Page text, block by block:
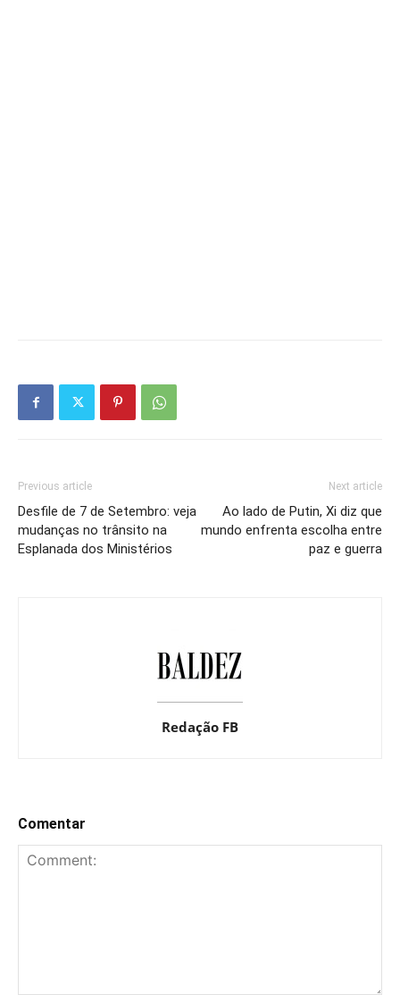
Previous article
Desfile de 7 de Setembro: veja
mudanças no trânsito na
Esplanada dos Ministérios
Next article
Ao lado de Putin, Xi diz que
mundo enfrenta escolha entre
paz e guerra
Redação FB
Comentar